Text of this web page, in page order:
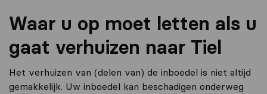
Waar u op moet letten als u
gaat verhuizen naar Tiel
Het verhuizen van (delen van) de inboedel is niet altijd
gemakkelijk. Uw inboedel kan beschadigen onderweg